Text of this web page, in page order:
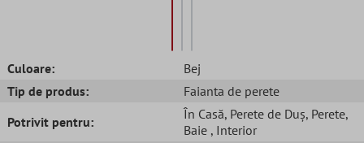
Culoare:
Bej
Tip de produs:
Faianta de perete
Potrivit pentru:
În Casă, Perete de Duș, Perete,
Baie , Interior